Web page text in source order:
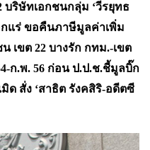
บริษัทเอกชนกลุ่ม ‘วีรยุทธ
แร่ ขอคืนภาษีมูลค่าเพิ่ม
เขต 22 บางรัก กทม.-เขต
ก.พ. 56 ก่อน ป.ป.ช.ชี้มูลบิ๊ก
ด สั่ง ‘สาธิต รังคสิริ-อดีตซี